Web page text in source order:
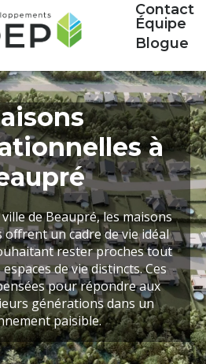
Blogue
Équipe
Contact
à
de Beaupré, les maisons
un cadre de vie idéal
rester proches tout
de vie distincts. Ces
pour répondre aux
générations dans un
paisible.